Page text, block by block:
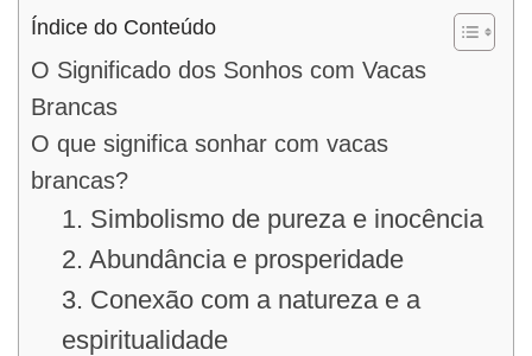
Índice do Conteúdo
O Significado dos Sonhos com Vacas
Brancas
O que significa sonhar com vacas
brancas?
1. Simbolismo de pureza e inocência
2. Abundância e prosperidade
3. Conexão com a natureza e a
espiritualidade